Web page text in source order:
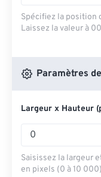
Spécifiez la position
Laissez la valeur à
Paramètres
Largeur x Hauteur
Saisissez la largeur
en pixels (0 à 10